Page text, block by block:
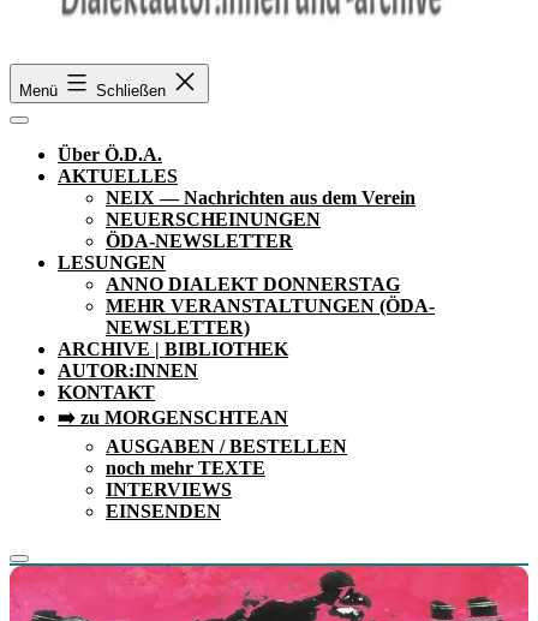
Ö.D.A.
Menü Schließen
Über Ö.D.A.
AKTUELLES
NEIX — Nachrichten aus dem Verein
NEUERSCHEINUNGEN
ÖDA-NEWSLETTER
LESUNGEN
ANNO DIALEKT DONNERSTAG
MEHR VERANSTALTUNGEN (ÖDA-
NEWSLETTER)
ARCHIVE | BIBLIOTHEK
AUTOR:INNEN
KONTAKT
➡️ zu MORGENSCHTEAN
AUSGABEN / BESTELLEN
noch mehr TEXTE
INTERVIEWS
EINSENDEN